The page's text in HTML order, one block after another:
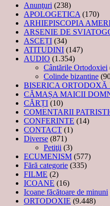
Anunţuri (238)
APOLOGETICA (170)
ARHIEPISCOPIA
ARSENIE DE
ASCEȚI (34)
ATITUDINI (147)
AUDIO (1.354)
Cântările Ortodoxiei
Colinde bizantine
BISERICA ORTODOXĂ
CĂMAȘA MAICII
CĂRȚI (10)
COMENTARII
CONFERINTE (14)
CONTACT (1)
Diverse (871)
Petiţii (3)
ECUMENISM (577)
Fără categorie (335)
FILME (2)
ICOANE (16)
Icoane făcătoare de minuni
ORTODOXIE (9.448)